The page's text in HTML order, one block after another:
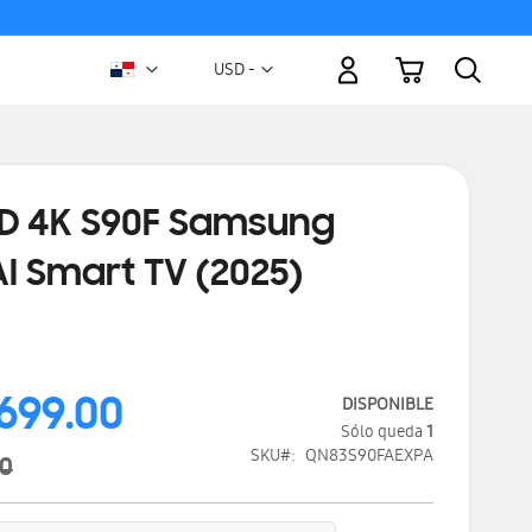
Moneda
USD -
Mi carrito
4K S90F Samsung
Smart TV (2025)
DISPONIBLE
Sólo queda1
SKU
QN83S90FAEXPA